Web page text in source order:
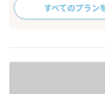
すべてのプラン